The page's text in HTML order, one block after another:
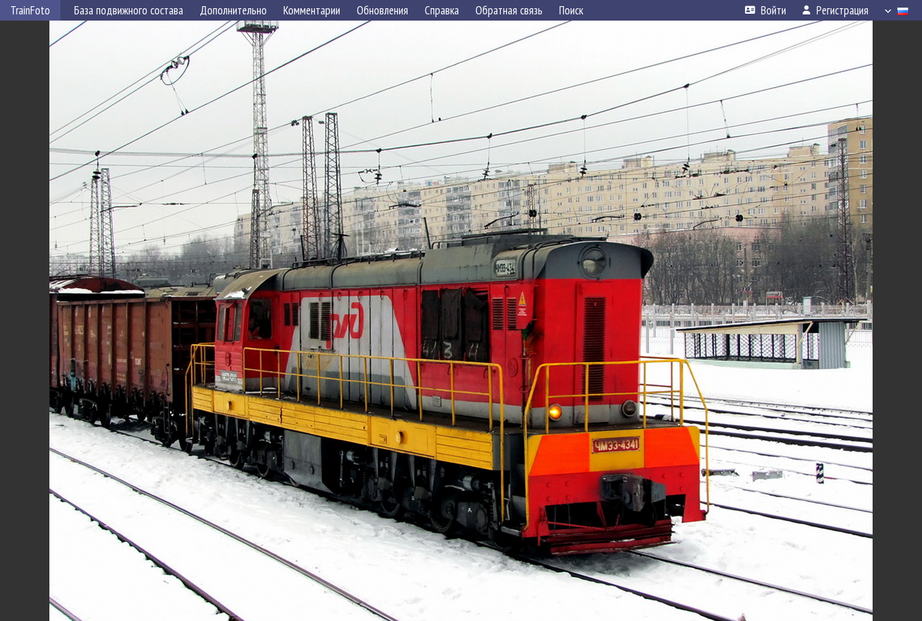
TrainFoto База подвижного состава Дополнительно Комментарии Обновления Справка Обратная связь Поиск Войти Регистрация